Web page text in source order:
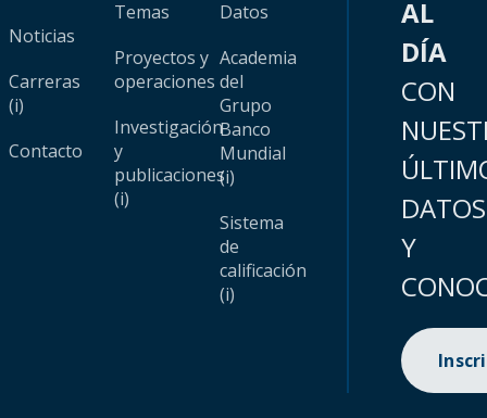
Noticias
Carreras
(i)
Contacto
Temas
Proyectos y
operaciones
Investigación
y
publicaciones
(i)
Datos
Academia
del
Grupo
Banco
Mundial
(i)
Sistema
de
calificación
(i)
AL
DÍA
CON
DATOS
Y